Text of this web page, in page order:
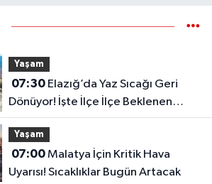
Yaşam
07:30Elazığ’da Yaz Sıcağı Geri
Dönüyor! İşte İlçe İlçe Beklenen
Sıcaklıklar
Yaşam
07:00Malatya İçin Kritik Hava
Uyarısı! Sıcaklıklar Bugün Artacak